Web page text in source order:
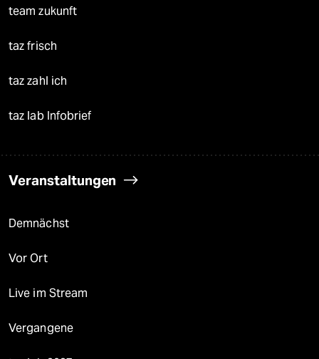
team zukunft
taz frisch
taz zahl ich
taz lab Infobrief
Veranstaltungen
Demnächst
Vor Ort
Live im Stream
Vergangene